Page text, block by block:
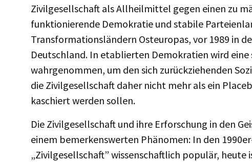
Zivilgesellschaft als Allheilmittel gegen einen zu
funktionierende Demokratie und stabile
Transformationsländern Osteuropas, vor 1989 in
Deutschland. In etablierten Demokratien wird
wahrgenommen, um den sich zurückziehenden
die Zivilgesellschaft daher nicht mehr als ein
kaschiert werden sollen.
Die Zivilgesellschaft und ihre Erforschung in den
einem bemerkenswerten Phänomen: In den
„Zivilgesellschaft” wissenschaftlich populär, heute